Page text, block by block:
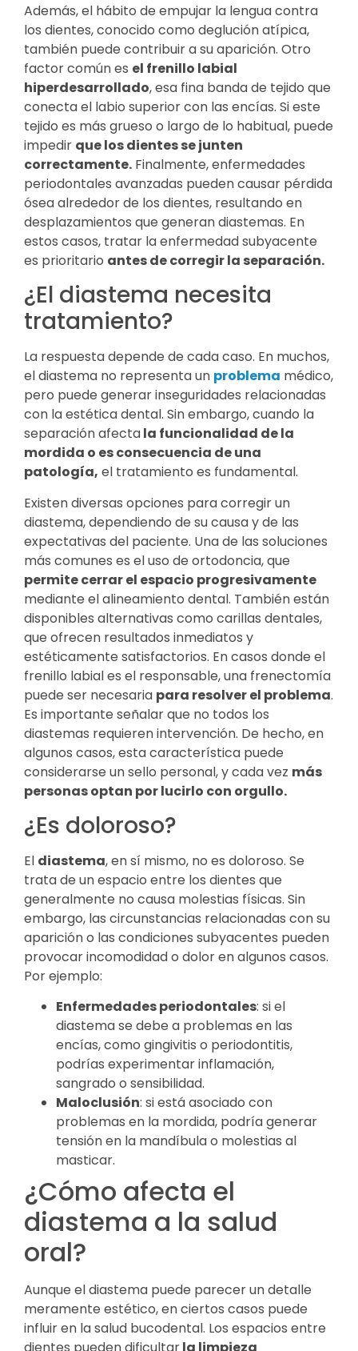
Además, el hábito de empujar la lengua contra
los dientes, conocido como deglución atípica,
también puede contribuir a su aparición. Otro
factor común es el frenillo labial
hiperdesarrollado, esa fina banda de tejido que
conecta el labio superior con las encías. Si este
tejido es más grueso o largo de lo habitual, puede
impedir que los dientes se junten
correctamente. Finalmente, enfermedades
periodontales avanzadas pueden causar pérdida
ósea alrededor de los dientes, resultando en
desplazamientos que generan diastemas. En
estos casos, tratar la enfermedad subyacente
es prioritario antes de corregir la separación.
¿El diastema necesita
tratamiento?
La respuesta depende de cada caso. En muchos,
el diastema no representa un problema médico,
pero puede generar inseguridades relacionadas
con la estética dental. Sin embargo, cuando la
separación afectala funcionalidad de la
mordida o es consecuencia de una
patología, el tratamiento es fundamental.
Existen diversas opciones para corregir un
diastema, dependiendo de su causa y de las
expectativas del paciente. Una de las soluciones
más comunes es el uso de ortodoncia, que
permite cerrar el espacio progresivamente
mediante el alineamiento dental. También están
disponibles alternativas como carillas dentales,
que ofrecen resultados inmediatos y
estéticamente satisfactorios. En casos donde el
frenillo labial es el responsable, una frenectomía
puede ser necesaria para resolver el problema.
Es importante señalar que no todos los
diastemas requieren intervención. De hecho, en
algunos casos, esta característica puede
considerarse un sello personal, y cada vez más
personas optan por lucirlo con orgullo.
¿Es doloroso?
El diastema, en sí mismo, no es doloroso. Se
trata de un espacio entre los dientes que
generalmente no causa molestias físicas. Sin
embargo, las circunstancias relacionadas con su
aparición o las condiciones subyacentes pueden
provocar incomodidad o dolor en algunos casos.
Por ejemplo:
Enfermedades periodontales: si el
diastema se debe a problemas en las
encías, como gingivitis o periodontitis,
podrías experimentar inflamación,
sangrado o sensibilidad.
Maloclusión: si está asociado con
problemas en la mordida, podría generar
tensión en la mandíbula o molestias al
masticar.
¿Cómo afecta el
diastema a la salud
oral?
Aunque el diastema puede parecer un detalle
meramente estético, en ciertos casos puede
influir en la salud bucodental. Los espacios entre